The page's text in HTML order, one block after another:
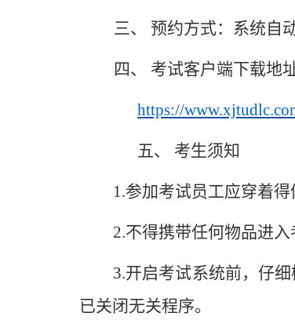
三、 预约方式： 系统自
四、 考试客户端下载地
https://
五、 考生须知
1.参加考试员工应穿着得
2.不得携带任何物品进入
3.开启考试系统前，仔
已关闭无关程序。